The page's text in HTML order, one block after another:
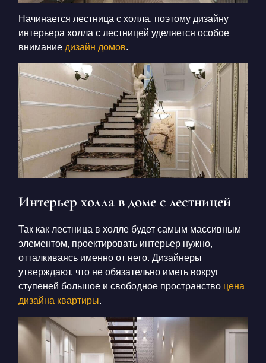
Начинается лестница с холла, поэтому дизайну
интерьера холла с лестницей уделяется особое
внимание дизайн домов.
Интерьер холла в доме с лестницей
Так как лестница в холле будет самым массивным
элементом, проектировать интерьер нужно,
отталкиваясь именно от него. Дизайнеры
утверждают, что не обязательно иметь вокруг
ступеней большое и свободное пространство цена
дизайна квартиры.